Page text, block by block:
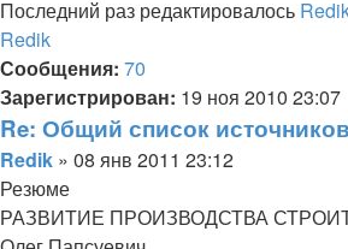
Последний раз редактировалось
Вернуться
к
началу
Redik
Сообщения: 70
Зарегистрирован: 19 ноя 2010 23:07
Re: Общий список
Цитата
Сообщение
Redik » 08 янв 2011 23:12
Резюме
РАЗВИТИЕ ПРОИЗВОДСТВА